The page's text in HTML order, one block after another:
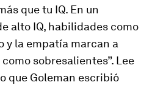
que tu IQ. En un
alto IQ, habilidades como
y la empatía marcan a
sobresalientes”. Lee
que Goleman escribió